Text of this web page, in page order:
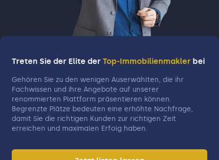
Treten Sie der Elite der Top-Immobilienmakler bei
Gehören Sie zu den wenigen Auserwählten, die ihr
Fachwissen und ihre Angebote auf unserer
renommierten Plattform präsentieren können.
Begrenzte Plätze bedeuten eine erhöhte Nachfrage,
damit Sie die richtigen Kunden zur richtigen Zeit
erreichen und maximalen Erfolg haben.